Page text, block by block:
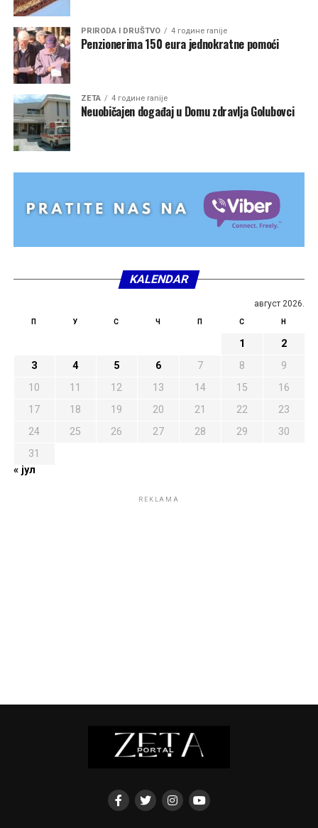
PRIRODA I DRUŠTVO 4 године ranije
Penzionerima 150 eura jednokratne pomoći
ZETA 4 године ranije
Neuobičajen događaj u Domu zdravlja Golubovci
KALENDAR
август 2026.
П У С Ч П С Н
1
2
3
4 5 6 7 8
9
10
11 12 13 14 15
16
17
18 19 20 21 22
23
24
25 26 27 28 29
30
31
« јул
REKLAMA